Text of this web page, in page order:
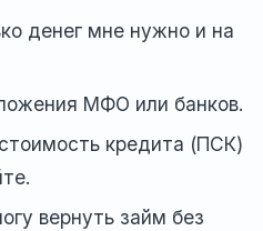
денег мне нужно и на
МФО или банков.
кредита (ПСК)
вернуть займ без